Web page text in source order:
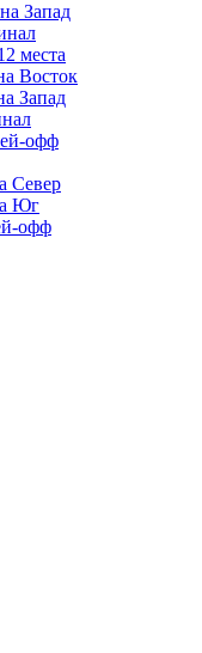
Запад
места
Восток
Запад
офф
Север
Юг
офф